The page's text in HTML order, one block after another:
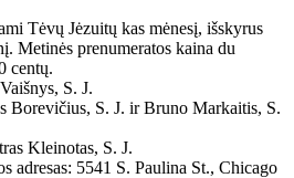
Tėvų Jėzuitų kas mėnesį, išskyrus
Metinės prenumeratos kaina du
centų.
S. J.
S. J. ir Bruno Markaitis, S.
Kleinotas, S. J.
adresas: 5541 S. Paulina St., Chicago